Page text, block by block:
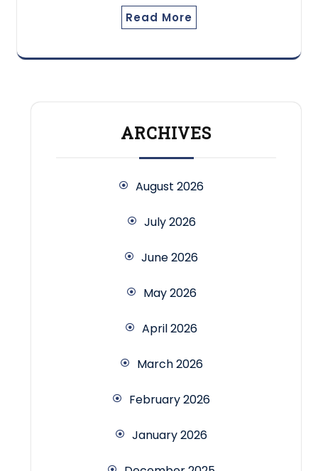
Read More
ARCHIVES
August 2026
July 2026
June 2026
May 2026
April 2026
March 2026
February 2026
January 2026